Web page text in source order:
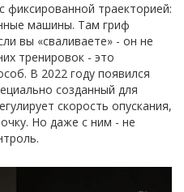
траекторией:
машины. Там гриф
вы «сваливаете» - он не
тренировок - это
В 2022 году появился
созданный для
скорость опускания,
Но даже с ним - не